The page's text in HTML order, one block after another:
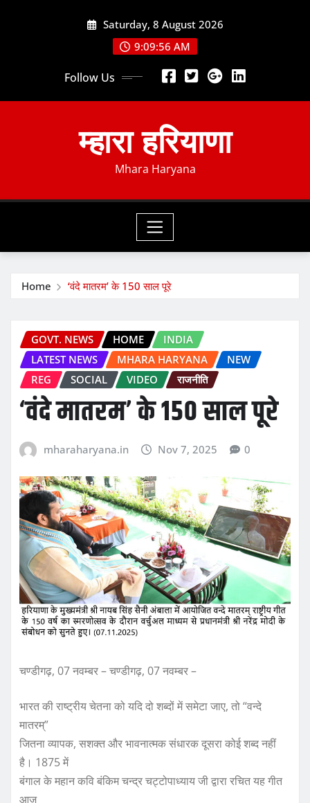
Saturday, 8 August 2026
9:09:58 AM
Follow Us
म्हारा हरियाणा
Mhara Haryana
Home ‘वंदे मातरम’ के 150 साल पूरे
GOVT. NEWS HOME
INDIA
LATEST NEWS
MHARA HARYANA
NEW
REG
SOCIAL VIDEO राजनीति
‘वंदे मातरम’ के 150 साल पूरे
mharaharyana.in Nov 7, 2025 0
चण्डीगढ़, 07 नवम्बर – चण्डीगढ़, 07 नवम्बर –
भारत की राष्ट्रीय चेतना को यदि दो शब्दों में समेटा जाए, तो “वन्दे
मातरम्”
जितना व्यापक, सशक्त और भावनात्मक संधारक दूसरा कोई शब्द नहीं
है। 1875 में
बंगाल के महान कवि बंकिम चन्द्र चट्टोपाध्याय जी द्वारा रचित यह गीत
आज